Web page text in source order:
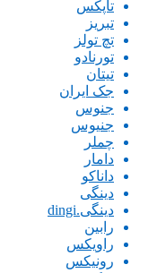
تاپکس
تبریز
تچ تولز
تورنادو
تیتان
جک ایران
جنوس
جنیوس
چملر
دامار
داناکو
دینگی
دینگی.dingi
رابین
راویکس
رونیکس